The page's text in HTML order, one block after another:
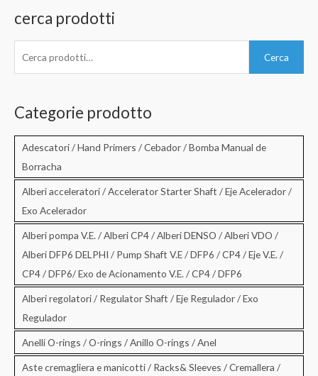
cerca prodotti
c
Cerca
Categorie prodotto
Adescatori / Hand Primers / Cebador / Bomba Manual de
Borracha
Alberi acceleratori / Accelerator Starter Shaft / Eje Acelerador /
Exo Acelerador
Alberi pompa V.E. / Alberi CP4 / Alberi DENSO / Alberi VDO /
Alberi DFP6 DELPHI / Pump Shaft V.E / DFP6 / CP4 / Eje V.E. /
CP4 / DFP6/ Exo de Acionamento V.E. / CP4 / DFP6
Alberi regolatori / Regulator Shaft / Eje Regulador / Exo
Regulador
Anelli O-rings / O-rings / Anillo O-rings / Anel
Aste cremagliera e manicotti / Racks& Sleeves / Cremallera /